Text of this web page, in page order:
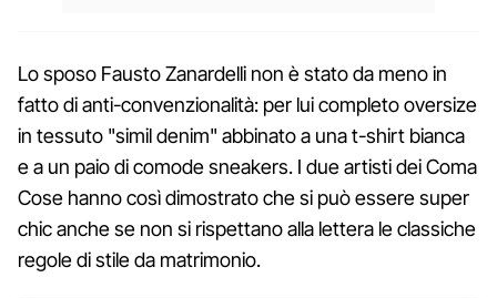
Lo sposo Fausto Zanardelli non è stato da meno in
fatto di anti-convenzionalità: per lui completo oversize
in tessuto "simil denim" abbinato a una t-shirt bianca
e a un paio di comode sneakers. I due artisti dei Coma
Cose hanno così dimostrato che si può essere super
chic anche se non si rispettano alla lettera le classiche
regole di stile da matrimonio.